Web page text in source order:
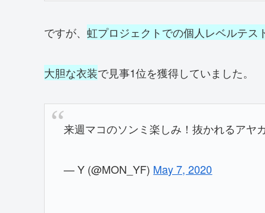
ですが、 虹プロジェクトでの個人レベルテス
大胆な衣装で見事1位を獲得していました。
来週マコのソンミ楽しみ！抜かれるアヤ
— Y (@MON_YF) May 7, 2020